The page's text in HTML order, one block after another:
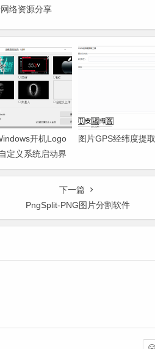
络资源分享
开机Logo
定义系统启动界
图片GPS经纬度提
下一篇
PngSplit-PNG图片分割软件